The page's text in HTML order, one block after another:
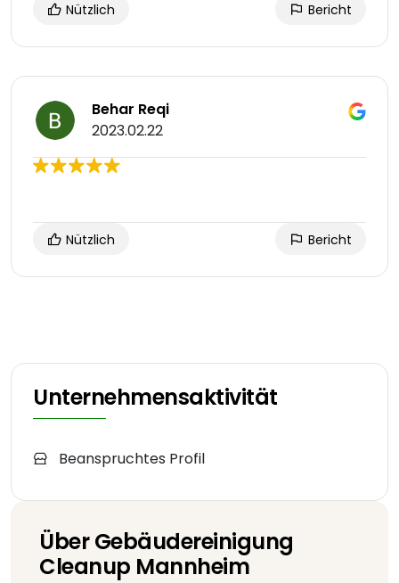
Nützlich Bericht
Behar Reqi
2023.02.22
Nützlich Bericht
Unternehmensaktivität
Beanspruchtes Profil
Über Gebäudereinigung
Cleanup Mannheim